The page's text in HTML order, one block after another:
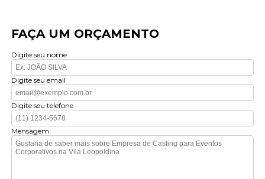
FAÇA UM ORÇAMENTO
Digite seu nome
Digite seu email
Digite seu telefone
Mensagem